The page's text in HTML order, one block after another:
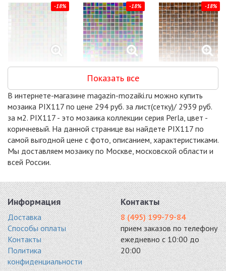
-18%
GL42031
2170 руб. / кв.м.
-18%
GL45019
стекло 327x327
2170 руб. / кв.м.
-18%
GL45022
2170 руб. / кв.м.
-15%
MIX24
2290 руб. / кв.м.
2290 руб. / кв.м.
-15%
2290 руб. / кв.м.
-15%
MIX29
-18%
GL45052
-20%
ARKTIKA
Показать все
В интернете-магазине magazin-mozaiki.ru можно купить
мозаика PIX117 по цене 294 руб. за лист(сетку)/ 2939 руб.
за м2. PIX117 - это мозаика коллекции серия Perla, цвет -
коричневый. На данной странице вы найдете PIX117 по
самой выгодной цене с фото, описанием, характеристиками.
Мы доставляем мозаику по Москве, московской области и
всей России.
Информация
Доставка
Способы оплаты
Контакты
Политика
конфиденциальности
Контакты
8 (495) 199-79-84
прием заказов по телефону
ежедневно с 10:00 до
20:00